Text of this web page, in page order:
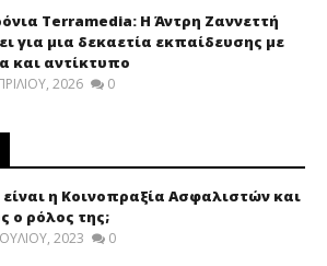
Terramedia: Η Άντρη Ζαννεττή
για μια δεκαετία εκπαίδευσης με
και αντίκτυπο
2026 0
είναι η Κοινοπραξία Ασφαλιστών και
ο ρόλος της;
2023 0